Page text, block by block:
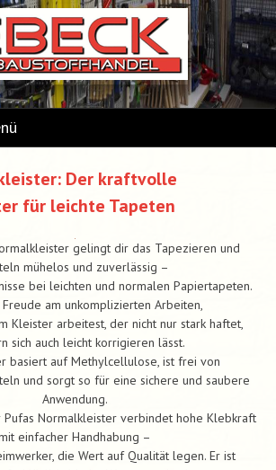
Der kraftvolle
für leichte Tapeten
gelingt dir das Tapezieren und
mühelos und zuverlässig –
bei leichten und normalen Papiertapeten.
am unkomplizierten Arbeiten,
Kleister arbeitest, der nicht nur stark haftet,
sich auch leicht korrigieren lässt.
basiert auf Methylcellulose, ist frei von
und sorgt so für eine sichere und saubere
Anwendung.
Pufas Normalkleister verbindet hohe Klebkraft
einfacher Handhabung –
die Wert auf Qualität legen. Er ist